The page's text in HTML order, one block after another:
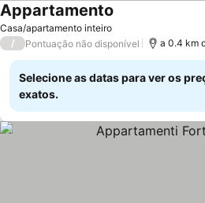
Casa/apartamento inteiro
Appartamento
/ Pontuação não disponível a 0.4 km
Selecione as datas para ver os
exatos.